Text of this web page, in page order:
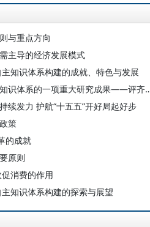
与重点方向
主导的经济发展模式
知识体系构建的成就、特色与发展
马海涛：建构中国经济学自主知识体系
续发力 护航“十五五”开好局起好步
策
的成就
原则
消费的作用
知识体系构建的探索与展望